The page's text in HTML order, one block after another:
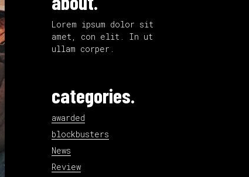
Lorem ipsum dolor sit
amet, con elit. In ut
ullam corper.
categories.
awarded
blockbusters
News
Review